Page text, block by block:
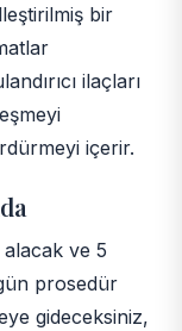
bir
ilaçları
içerir.
ve 5
prosedür
gideceksiniz,